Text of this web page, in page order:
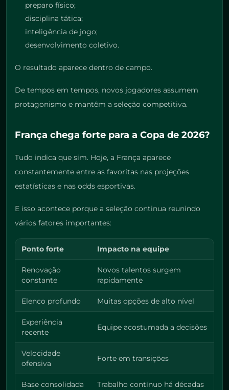
preparo físico;
disciplina tática;
inteligência de jogo;
desenvolvimento coletivo.
O resultado aparece dentro de campo.
De tempos em tempos, novos jogadores assumem
protagonismo e mantêm a seleção competitiva.
França chega forte para a Copa de 2026?
Tudo indica que sim. Hoje, a França aparece
constantemente entre as favoritas nas projeções
estatísticas e nas odds esportivas.
E isso acontece porque a seleção continua reunindo
vários fatores importantes:
Ponto forte Impacto na equipe
Renovação
constante
Novos talentos surgem
rapidamente
Elenco profundo Muitas opções de alto nível
Experiência
recente
Equipe acostumada a decisões
Velocidade
ofensiva
Forte em transições
Base consolidada Trabalho contínuo há décadas